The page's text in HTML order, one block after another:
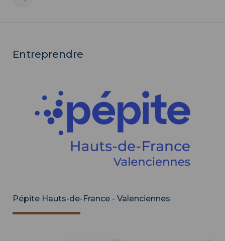
Entreprendre
Pépite Hauts-de-France - Valenciennes